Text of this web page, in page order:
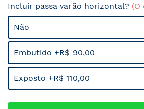
Incluir passa varão horizontal? (O
Não
Embutido +R$ 90,00
Exposto +R$ 110,00